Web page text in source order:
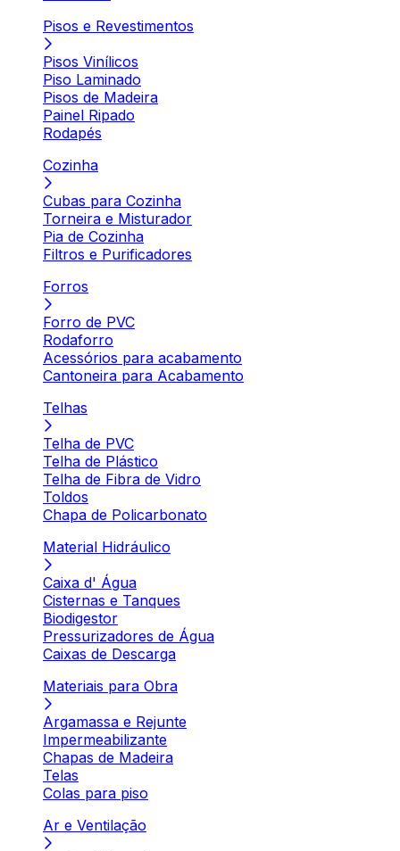
Pisos e Revestimentos
Pisos Vinílicos
Piso Laminado
Pisos de Madeira
Painel Ripado
Rodapés
Cozinha
Cubas para Cozinha
Torneira e Misturador
Pia de Cozinha
Filtros e Purificadores
Forros
Forro de PVC
Rodaforro
Acessórios para acabamento
Cantoneira para Acabamento
Telhas
Telha de PVC
Telha de Plástico
Telha de Fibra de Vidro
Toldos
Chapa de Policarbonato
Material Hidráulico
Caixa d' Água
Cisternas e Tanques
Biodigestor
Pressurizadores de Água
Caixas de Descarga
Materiais para Obra
Argamassa e Rejunte
Impermeabilizante
Chapas de Madeira
Telas
Colas para piso
Ar e Ventilação